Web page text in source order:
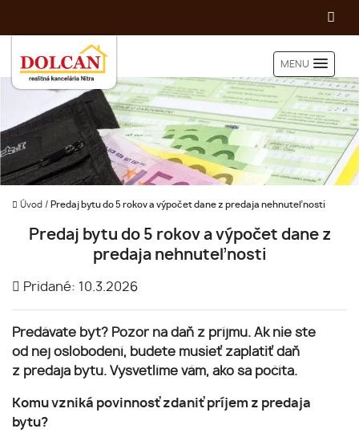
MENU
Úvod / Predaj bytu do 5 rokov a výpočet dane z predaja nehnuteľnosti
Predaj bytu do 5 rokov a výpočet dane z
predaja nehnuteľnosti
Pridané: 10.3.2026
Predávate byt? Pozor na daň z príjmu. Ak nie ste
od nej oslobodení, budete musieť zaplatiť daň
z predaja bytu. Vysvetlíme vám, ako sa počíta.
Komu vzniká povinnosť zdaniť príjem z predaja
bytu?